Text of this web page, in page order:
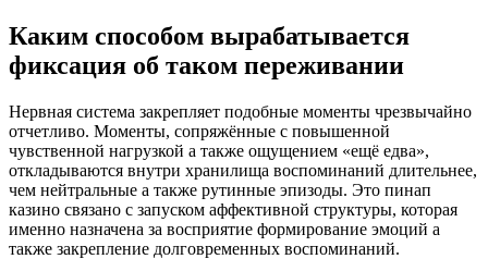
Каким способом вырабатывается
фиксация об таком переживании
Нервная система закрепляет подобные моменты чрезвычайно
отчетливо. Моменты, сопряжённые с повышенной
чувственной нагрузкой а также ощущением «ещё едва»,
откладываются внутри хранилища воспоминаний длительнее,
чем нейтральные а также рутинные эпизоды. Это пинап
казино связано с запуском аффективной структуры, которая
именно назначена за восприятие формирование эмоций а
также закрепление долговременных воспоминаний.